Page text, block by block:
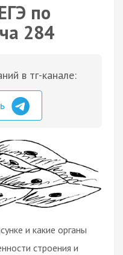
по
284
в тг-канале:
и какие органы
строения и